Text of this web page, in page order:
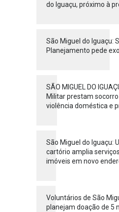
do Iguaçu, próximo à
São Miguel do Iguaçu:
Planejamento pede
SÃO MIGUEL DO
Militar prestam
violência doméstica e
São Miguel do Iguaçu:
cartório amplia
imóveis em novo
Voluntários de São
planejam doação de 5